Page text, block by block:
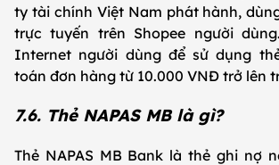
ty tài chính Việt Nam phát hành,
trực tuyến trên Shopee người
Internet người dùng để sử dụng
toán đơn hàng từ 10.000 VNĐ trở lên
7.6. Thẻ NAPAS MB là gì?
Thẻ NAPAS MB Bank là thẻ ghi nợ